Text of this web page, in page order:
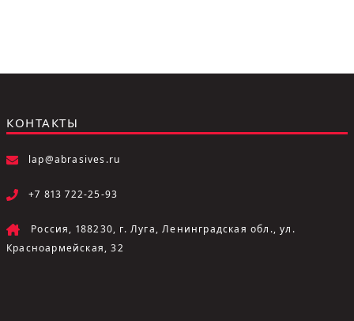
КОНТАКТЫ
lap@abrasives.ru
+7 813 722-25-93
Россия, 188230, г. Луга, Ленинградская обл., ул.
Красноармейская, 32